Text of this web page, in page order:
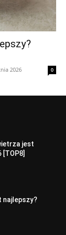
2026 0
jest
[TOP8]
najlepszy?